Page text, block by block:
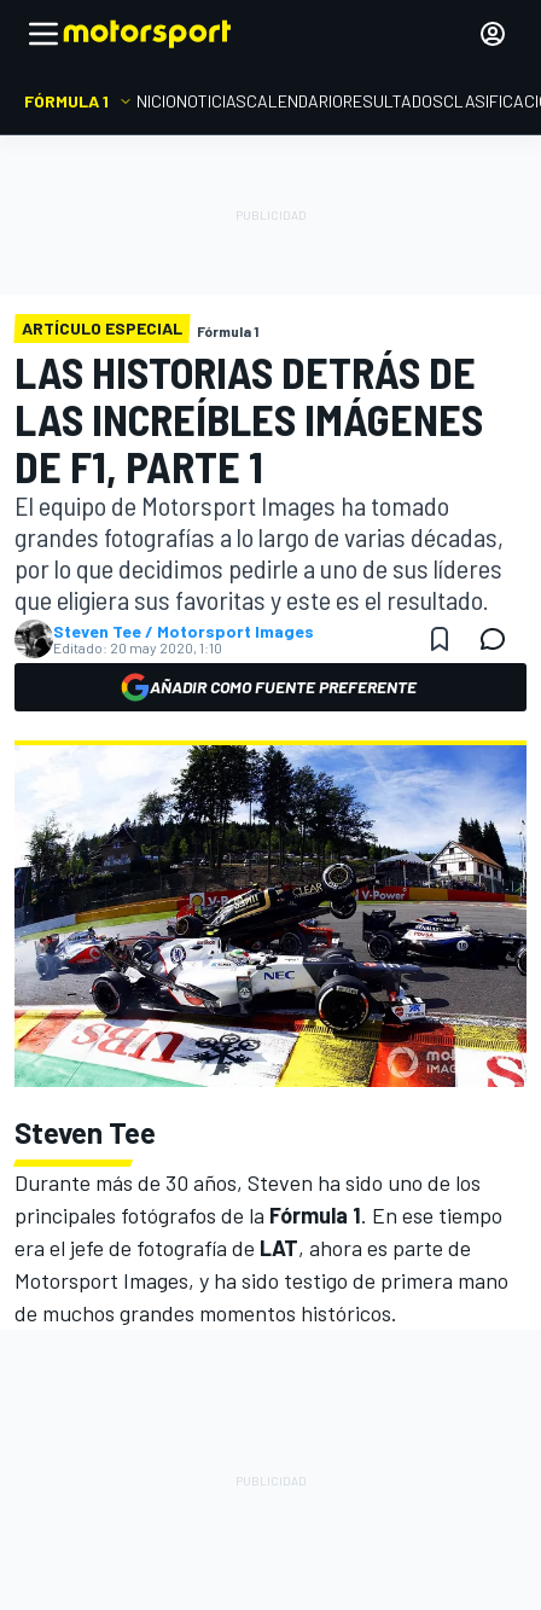
FÓRMULA 1 INICIONOTICIASCALENDARIORESULTADOS
ARTÍCULO ESPECIAL Fórmula 1
LAS HISTORIAS DETRÁS DE
LAS INCREÍBLES IMÁGENES
DE F1, PARTE 1
El equipo de Motorsport Images ha tomado
grandes fotografías a lo largo de varias décadas,
por lo que decidimos pedirle a uno de sus líderes
que eligiera sus favoritas y este es el resultado.
Steven Tee / Motorsport Images
Editado: 20 may 2020, 1:10
AÑADIR COMO FUENTE PREFERENTE
Steven Tee
Durante más de 30 años, Steven ha sido uno de los
principales fotógrafos de la Fórmula 1. En ese tiempo
era el jefe de fotografía de LAT, ahora es parte de
Motorsport Images, y ha sido testigo de primera mano
de muchos grandes momentos históricos.